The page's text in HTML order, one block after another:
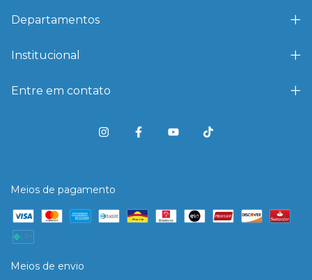
Departamentos
Institucional
Entre em contato
Meios de pagamento
Meios de envio